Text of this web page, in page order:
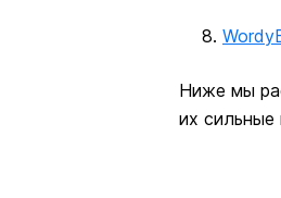
Ниже мы
их